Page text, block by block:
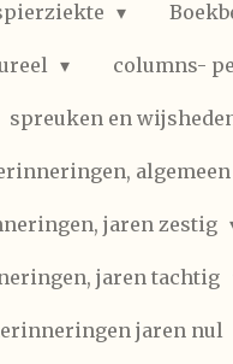
columns-
spreuken en
algemeen
jaren zestig
jaren tachtig
jaren nul